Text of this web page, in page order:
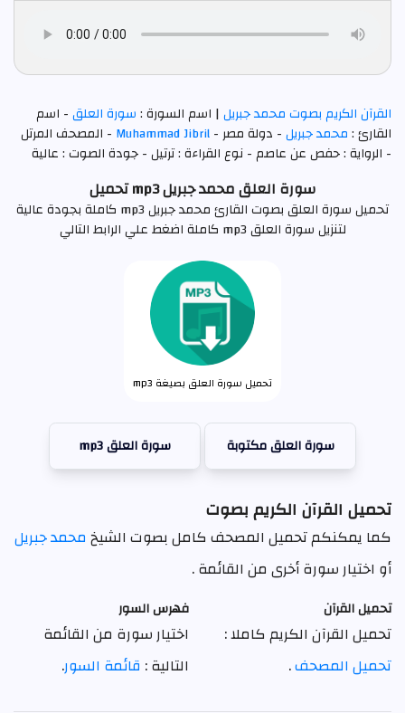
القرآن الكريم بصوت محمد جبريل| اسم السورة :سورة العلق- اسم
القارئ :محمد جبريل- دولة مصر -Muhammad Jibril - المصحف المرتل
- الرواية : حفص عن عاصم - نوع القراءة : ترتيل - جودة الصوت : عالية
سورة العلق محمد جبريل mp3 تحميل
تحميل سورة العلق بصوت القارئ محمد جبريل mp3 كاملة بجودة عالية
لتنزيل سورة العلق mp3 كاملة اضغط علي الرابط التالي
تحميل سورة العلق بصيغة mp3
سورة العلق مكتوبة سورة العلق mp3
تحميل القرآن الكريم بصوت
كما يمكنكم تحميل المصحف كامل بصوت الشيخ محمد جبريل
أو اختيار سورة أخرى من القائمة .
تحميل القرآن
تحميل القرآن الكريم كاملا :
تحميل المصحف.
فهرس السور
اختيار سورة من القائمة
التالية : قائمة السور.